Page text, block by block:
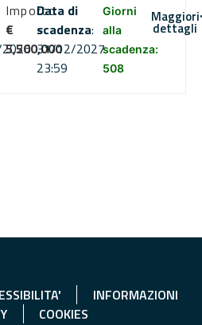
Importo
€
5,500,000
Data di
scadenza:
31/12/2027
23:59
Giorni
alla
scadenza:
508
Maggiori
dettagli
INFORMAZIONI
COOKIES